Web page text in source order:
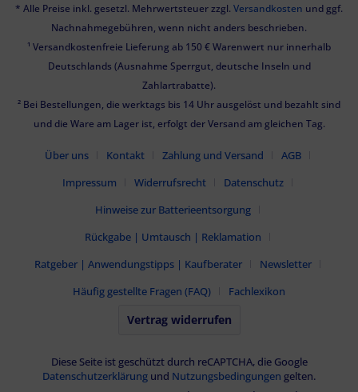
* Alle Preise inkl. gesetzl. Mehrwertsteuer zzgl. Versandkosten und ggf.
Nachnahmegebühren, wenn nicht anders beschrieben.
¹ Versandkostenfreie Lieferung ab 150 € Warenwert nur innerhalb
Deutschlands (Ausnahme Sperrgut, deutsche Inseln und
Zahlartrabatte).
² Bei Bestellungen, die werktags bis 14 Uhr ausgelöst und bezahlt sind
und die Ware am Lager ist, erfolgt der Versand am gleichen Tag.
Über uns Kontakt Zahlung und Versand
AGB
Impressum
Widerrufsrecht
Datenschutz
Hinweise zur Batterieentsorgung
Rückgabe | Umtausch | Reklamation
Ratgeber | Anwendungstipps | Kaufberater
Newsletter
Häufig gestellte Fragen (FAQ)
Fachlexikon
Vertrag widerrufen
Diese Seite ist geschützt durch reCAPTCHA, die Google
Datenschutzerklärung und Nutzungsbedingungen gelten.